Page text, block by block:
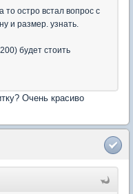
остро встал вопрос с
и размер. узнать.
будет стоить
Очень красиво